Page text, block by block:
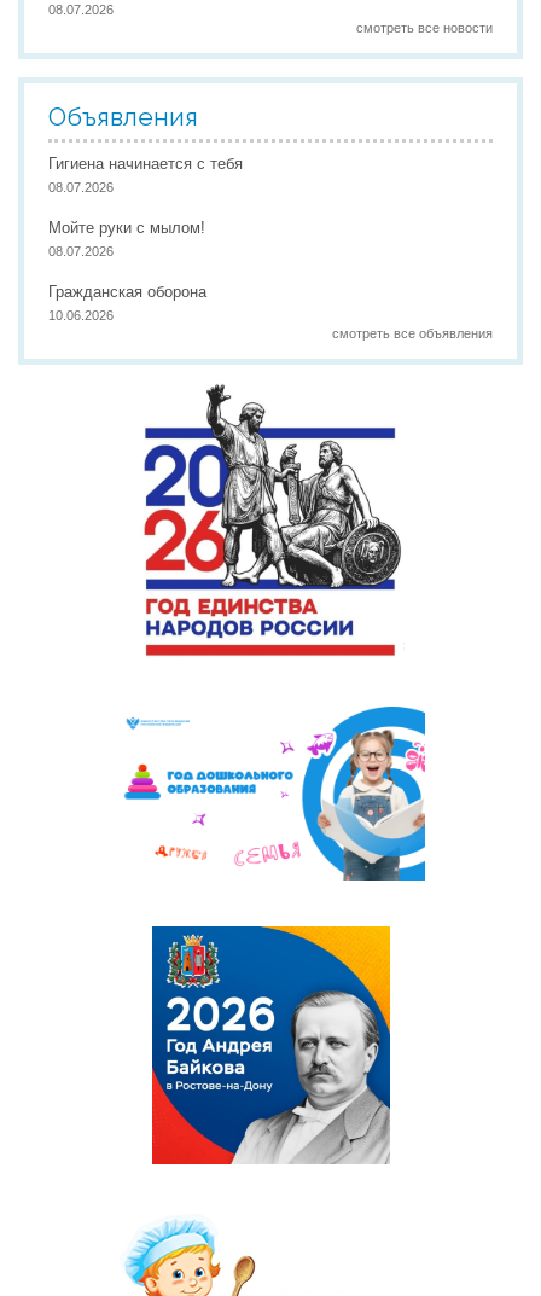
08.07.2026
смотреть все новости
Объявления
Гигиена начинается с тебя
08.07.2026
Мойте руки с мылом!
08.07.2026
Гражданская оборона
10.06.2026
смотреть все объявления